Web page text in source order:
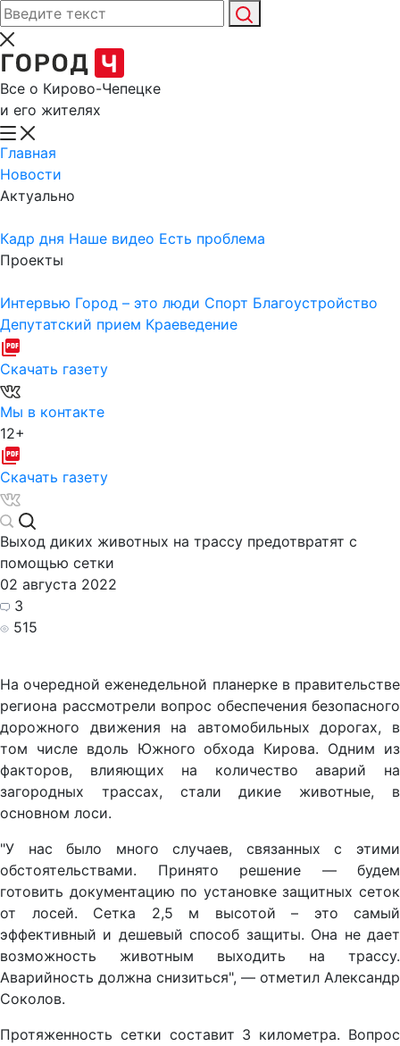
Все о Кирово-Чепецке
и его жителях
Главная
Новости
Актуально
Кадр дня Наше видео Есть проблема
Проекты
Интервью Город – это люди Спорт Благоустройство
Депутатский прием Краеведение
Скачать газету
Мы в контакте
12+
Скачать газету
Выход диких животных на трассу предотвратят с
помощью сетки
02 августа 2022
3
515
На очередной еженедельной планерке в правительстве
региона рассмотрели вопрос обеспечения безопасного
дорожного движения на автомобильных дорогах, в
том числе вдоль Южного обхода Кирова. Одним из
факторов, влияющих на количество аварий на
загородных трассах, стали дикие животные, в
основном лоси.
"У нас было много случаев, связанных с этими
обстоятельствами. Принято решение — будем
готовить документацию по установке защитных сеток
от лосей. Сетка 2,5 м высотой – это самый
эффективный и дешевый способ защиты. Она не дает
возможность животным выходить на трассу.
Аварийность должна снизиться", — отметил Александр
Соколов.
Протяженность сетки составит 3 километра. Вопрос